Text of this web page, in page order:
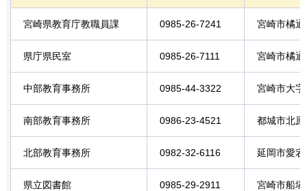
宮崎県教育庁教職員課 0985-26-7241 宮崎市橘
県庁県民室 0985-26-7111 宮崎市橘
中部教育事務所 0985-44-3322 宮崎市大
南部教育事務所 0986-23-4521 都城市北
北部教育事務所 0982-32-6116 延岡市愛
県立図書館 0985-29-2911 宮崎市船